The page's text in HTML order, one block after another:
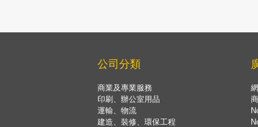
公司分類
商業及專業服務
印刷、辦公室用品
運輸、物流
建造、裝修、環保工程